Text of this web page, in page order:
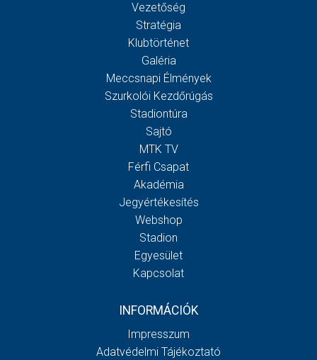
Vezetőség
Stratégia
Klubtörténet
Galéria
Meccsnapi Élmények
Szurkolói Kezdőrúgás
Stadiontúra
Sajtó
MTK TV
Férfi Csapat
Akadémia
Jegyértékesítés
Webshop
Stadion
Egyesület
Kapcsolat
INFORMÁCIÓK
Impresszum
Adatvédelmi Tájékoztató